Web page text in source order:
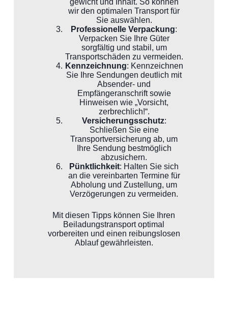
gewicht und Inhalt. So können
wir den optimalen Transport für
Sie auswählen.
Professionelle Verpackung:
Verpacken Sie Ihre Güter
sorgfältig und stabil, um
Transportschäden zu vermeiden.
Kennzeichnung: Kennzeichnen
Sie Ihre Sendungen deutlich mit
Absender- und
Empfängeranschrift sowie
Hinweisen wie „Vorsicht,
zerbrechlich!“.
Versicherungsschutz:
Schließen Sie eine
Transportversicherung ab, um
Ihre Sendung bestmöglich
abzusichern.
Pünktlichkeit: Halten Sie sich
an die vereinbarten Termine für
Abholung und Zustellung, um
Verzögerungen zu vermeiden.
Mit diesen Tipps können Sie Ihren
Beiladungstransport optimal
vorbereiten und einen reibungslosen
Ablauf gewährleisten.